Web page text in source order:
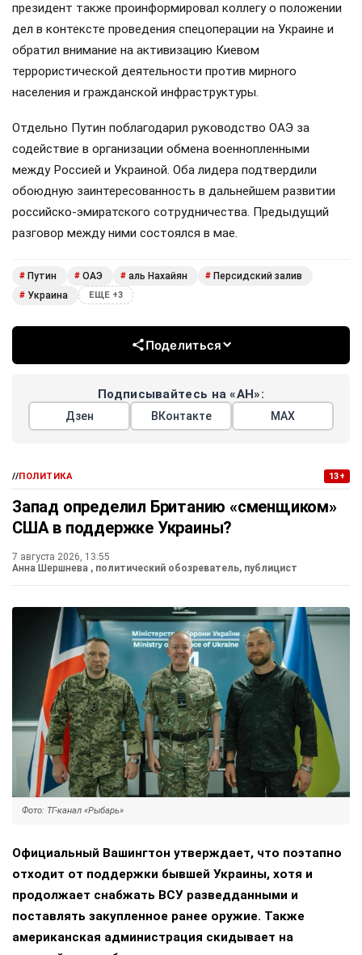
президент также проинформировал коллегу о положении
дел в контексте проведения спецоперации на Украине и
обратил внимание на активизацию Киевом
террористической деятельности против мирного
населения и гражданской инфраструктуры.
Отдельно Путин поблагодарил руководство ОАЭ за
содействие в организации обмена военнопленными
между Россией и Украиной. Оба лидера подтвердили
обоюдную заинтересованность в дальнейшем развитии
российско-эмиратского сотрудничества. Предыдущий
разговор между ними состоялся в мае.
# Путин # ОАЭ # аль Нахайян # Персидский залив
# Украина ЕЩЕ +3
Поделиться
Подписывайтесь на «АН»:
Дзен ВКонтакте МАХ
//ПОЛИТИКА 13+
Запад определил Британию «сменщиком»
США в поддержке Украины?
7 августа 2026, 13:55
Анна Шершнева , политический обозреватель, публицист
Фото: ТГ-канал «Рыбарь»
Официальный Вашингтон утверждает, что поэтапно
отходит от поддержки бывшей Украины, хотя и
продолжает снабжать ВСУ разведданными и
поставлять закупленное ранее оружие. Также
американская администрация скидывает на